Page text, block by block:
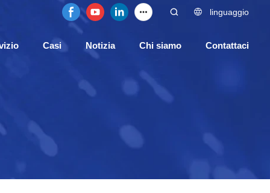
linguaggio
Casi Notizia Chi siamo Contattaci